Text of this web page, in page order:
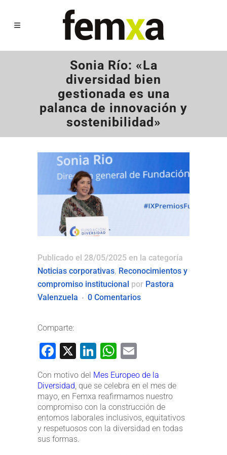
Sonia Río: «La
diversidad bien
gestionada es una
palanca de innovación y
sostenibilidad»
Publicado el 28/05/2025 en la categoría
Noticias corporativas, Reconocimientos y
compromiso institucional por Pastora
Valenzuela
0 Comentarios
Comparte:
Facebook
X LinkedIn
WhatsApp
Con motivo del Mes Europeo de la
Diversidad, que se celebra en el mes de
mayo, en Femxa reafirmamos nuestro
compromiso con la construcción de
entornos laborales inclusivos, equitativos
y respetuosos con la diversidad en todas
sus formas.